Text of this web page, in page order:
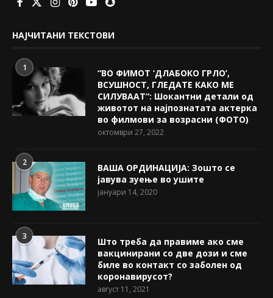
НАЈЧИТАНИ ТЕКСТОВИ
1
“ВО ФИМОТ ‘ДЛАБОКО ГРЛО’,
ВСУШНОСТ, ГЛЕДАТЕ КАКО МЕ
СИЛУВААТ“: Шокантни детали од
животот на најпознатата актерка
во филмови за возрасни (ФОТО)
октомври 27, 2022
2
ВАША ОРДИНАЦИЈА: Зошто се
јавува зуење во ушите
јануари 14, 2020
3
Што треба да правиме ако сме
вакцинирани со две дози и сме
биле во контакт со заболен од
коронавирусот?
август 11, 2021